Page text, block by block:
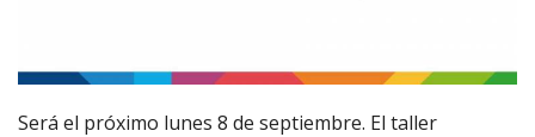
Será el próximo lunes 8 de septiembre. El taller